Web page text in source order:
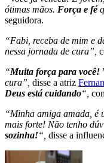
ótimas mãos. Força e fé
seguidora.
“Fabi, receba de mim e
nessa jornada de cura”,
“Muita força para você!
cura”, disse a atriz
Deus está cuidando“,
“Minha amiga amada, é
mais forte! Não tenho
sozinha!“, disse a